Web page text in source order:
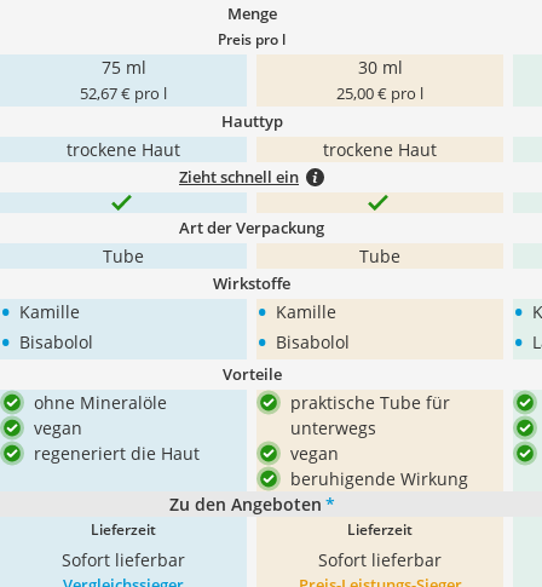
Menge
Preis pro l
75 ml
52,67 € pro l
30 ml
25,00 € pro l
Hauttyp
trockene Haut trockene Haut
Zieht schnell ein
Art der Verpackung
Tube Tube
Wirkstoffe
• Kamille
• Bisabolol
• Kamille
• Bisabolol
•
•
Vorteile
ohne Mineralöle
vegan
regeneriert die Haut
praktische Tube für
unterwegs
vegan
beruhigende Wirkung
Zu den Angeboten *
Lieferzeit
Sofort lieferbar
Lieferzeit
Sofort lieferbar